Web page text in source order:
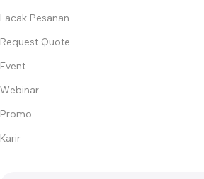
Lacak Pesanan
Request Quote
Event
Webinar
Promo
Karir